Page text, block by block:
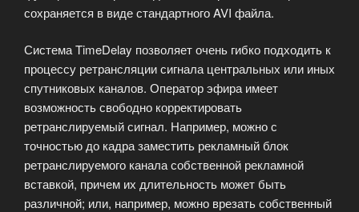
сохраняется в виде стандартного AVI файла.
Система TimeDelay позволяет очень гибко подходить к
процессу ретрансляции сигнала центральных или иных
спутниковых каналов. Оператор эфира имеет
возможность свободно корректировать
ретранслируемый сигнал. Например, можно с
точностью до кадра заместить рекламный блок
ретранслируемого канала собственной рекламной
вставкой, причем их длительность может быть
различной; или, например, можно врезать собственный